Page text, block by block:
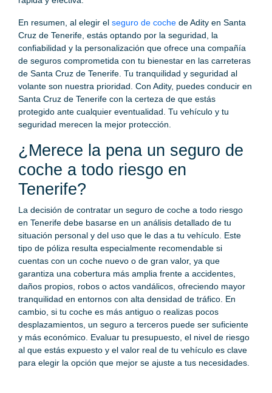
En resumen, al elegir el seguro de coche de Adity en Santa
Cruz de Tenerife, estás optando por la seguridad, la
confiabilidad y la personalización que ofrece una compañía
de seguros comprometida con tu bienestar en las carreteras
de Santa Cruz de Tenerife. Tu tranquilidad y seguridad al
volante son nuestra prioridad. Con Adity, puedes conducir en
Santa Cruz de Tenerife con la certeza de que estás
protegido ante cualquier eventualidad. Tu vehículo y tu
seguridad merecen la mejor protección.
¿Merece la pena un seguro de
coche a todo riesgo en
Tenerife?
La decisión de contratar un seguro de coche a todo riesgo
en Tenerife debe basarse en un análisis detallado de tu
situación personal y del uso que le das a tu vehículo. Este
tipo de póliza resulta especialmente recomendable si
cuentas con un coche nuevo o de gran valor, ya que
garantiza una cobertura más amplia frente a accidentes,
daños propios, robos o actos vandálicos, ofreciendo mayor
tranquilidad en entornos con alta densidad de tráfico. En
cambio, si tu coche es más antiguo o realizas pocos
desplazamientos, un seguro a terceros puede ser suficiente
y más económico. Evaluar tu presupuesto, el nivel de riesgo
al que estás expuesto y el valor real de tu vehículo es clave
para elegir la opción que mejor se ajuste a tus necesidades.